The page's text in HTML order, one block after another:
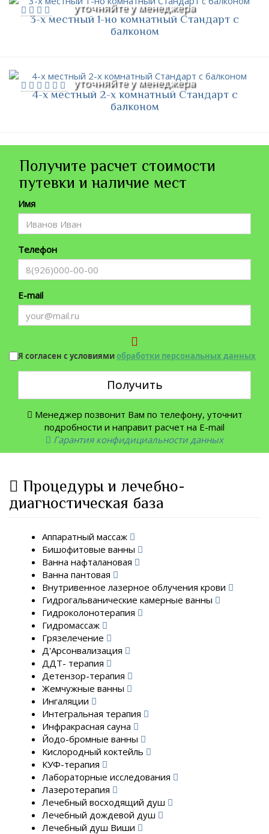
уточняйте у менеджера
3-х местный 1-но комнатный Стандарт с
балконом
уточняйте у менеджера
4-х местный 2-х комнатный Стандарт с
балконом
Получите расчет стоимости
путевки и наличие мест
Имя
Телефон
E-mail
Я согласен с условиямиобработки персональных данных
Получить
Менеджер позвонит Вам по телефону, уточнит
подробности и направит расчет на E-mail
Гарантия конфидициальности данных
Процедуры и лечебно-
диагностическая база
Аппаратный массаж
Бишофитовые ванны
Ванна нафталановая
Ванна пантовая
Внутривенное лазерное облучения крови
Гидрогальванические камерные ванны
Гидроколонотерапия
Гидромассаж
Грязелечение
Д'Арсонвализация
ДДТ- терапия
Детензор-терапия
Жемчужные ванны
Ингаляции
Интегральная терапия
Инфракрасная сауна
Йодо-бромные ванны
Кислородный коктейль
КУФ-терапия
Лабораторные исследования
Лазеротерапия
Лечебный восходящий душ
Лечебный дождевой душ
Лечебный душ Виши